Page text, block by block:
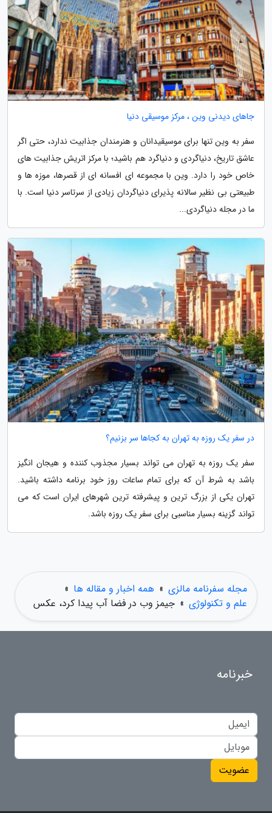
جاهای دیدنی وین ، مرکز موسیقی دنیا
سفر به وین تنها برای موسیقیدانان و هنرمندان جذابیت ندارد، حتی اگر
عاشق تاریخ، دنیاگردی و دنیاگرد هم باشید؛ با مرکز اتریش جذابیت های
خاص خود را دارد. وین با مجموعه ای افسانه ای از قصرها، موزه ها و
طبیعتی بی نظیر سالانه پذیرای دنیاگردان زیادی از سرتاسر دنیا است. با
ما در مجله دنیاگردی...
در سفر یک روزه به تهران به کجاها سر بزنیم؟
سفر یک روزه به تهران می تواند بسیار مجذوب کننده و هیجان انگیز
باشد به شرط آن که برای تمام ساعات روز خود برنامه داشته باشید.
تهران یکی از بزرگ ترین و پیشرفته ترین شهرهای ایران است که می
تواند گزینه بسیار مناسبی برای سفر یک روزه باشد.
مجله سفرنامه مالزی » همه اخبار و مقاله ها »
علم و تکنولوژی » جیمز وب در فضا آب پیدا کرد، عکس
خبرنامه
عضویت